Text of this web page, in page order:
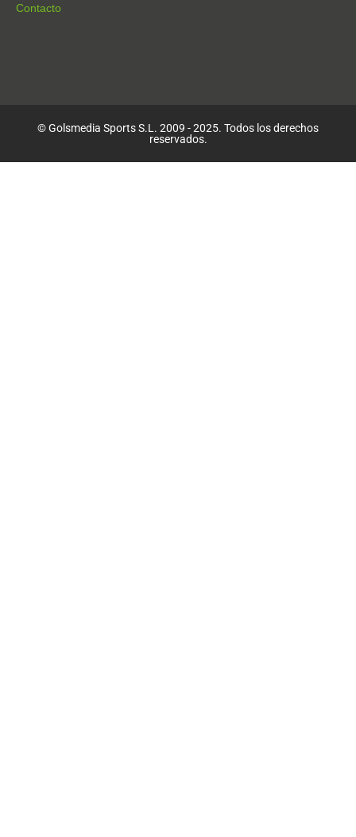
Contacto
© Golsmedia Sports S.L. 2009 - 2025. Todos los derechos
reservados.